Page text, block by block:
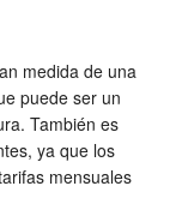
medida de una
puede ser un
También es
ya que los
mensuales